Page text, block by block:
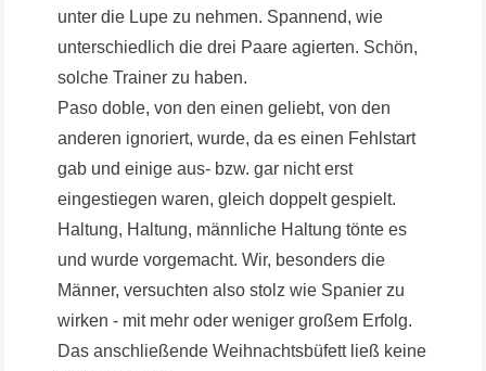
unter die Lupe zu nehmen. Spannend, wie
unterschiedlich die drei Paare agierten. Schön,
solche Trainer zu haben.
Paso doble, von den einen geliebt, von den
anderen ignoriert, wurde, da es einen Fehlstart
gab und einige aus- bzw. gar nicht erst
eingestiegen waren, gleich doppelt gespielt.
Haltung, Haltung, männliche Haltung tönte es
und wurde vorgemacht. Wir, besonders die
Männer, versuchten also stolz wie Spanier zu
wirken - mit mehr oder weniger großem Erfolg.
Das anschließende Weihnachtsbüfett ließ keine